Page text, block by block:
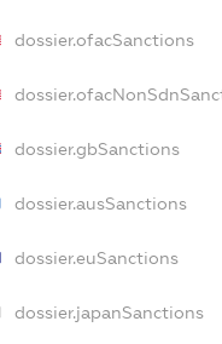
dossier.ofacSanctions
dossier.gbSanctions
dossier.ausSanctions
dossier.euSanctions
dossier.japanSanctions